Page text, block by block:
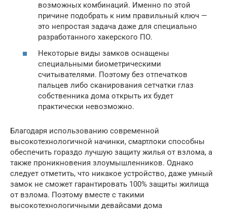
возможных комбинаций. Именно по этой
причине подобрать к ним правильный ключ —
это непростая задача даже для специально
разработанного хакерского ПО.
Некоторые виды замков оснащены
специальными биометрическими
считывателями. Поэтому без отпечатков
пальцев либо сканирования сетчатки глаз
собственника дома открыть их будет
практически невозможно.
Благодаря использованию современной
высокотехнологичной начинки, смартлоки способны
обеспечить гораздо лучшую защиту жилья от взлома, а
также проникновения злоумышленников. Однако
следует отметить, что никакое устройство, даже умный
замок не сможет гарантировать 100% защиты жилища
от взлома. Поэтому вместе с такими
высокотехнологичными девайсами дома